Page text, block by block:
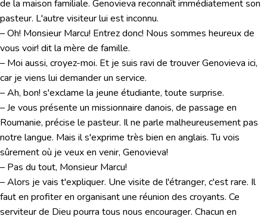
de la maison familiale. Genovieva reconnaît immédiatement son
pasteur. L'autre visiteur lui est inconnu.
– Oh! Monsieur Marcu! Entrez donc! Nous sommes heureux de
vous voir! dit la mère de famille.
– Moi aussi, croyez-moi. Et je suis ravi de trouver Genovieva ici,
car je viens lui demander un service.
– Ah, bon! s'exclame la jeune étudiante, toute surprise.
– Je vous présente un missionnaire danois, de passage en
Roumanie, précise le pasteur. Il ne parle malheureusement pas
notre langue. Mais il s'exprime très bien en anglais. Tu vois
sûrement où je veux en venir, Genovieva!
– Pas du tout, Monsieur Marcu!
– Alors je vais t'expliquer. Une visite de l'étranger, c'est rare. Il
faut en profiter en organisant une réunion des croyants. Ce
serviteur de Dieu pourra tous nous encourager. Chacun en